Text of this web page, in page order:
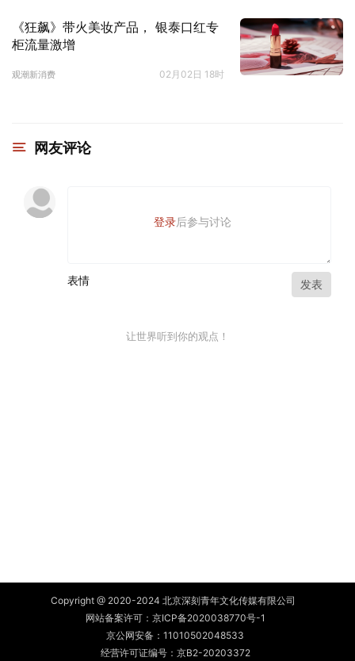
《狂飙》带火美妆产品， 银泰口红专
柜流量激增
观潮新消费 02月02日 18时
网友评论
登录后参与讨论
表情 发表
让世界听到你的观点！
Copyright @ 2020-2024 北京深刻青年文化传媒有限公司
网站备案许可： 京ICP备2020038770号-1
京公网安备： 11010502048533
经营许可证编号：京B2-20203372